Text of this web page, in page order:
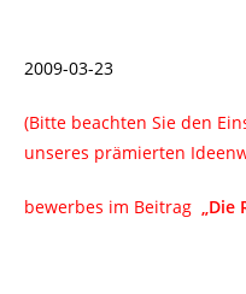
2009-03-23
(Bitte beachten Sie den
unseres prämierten
bewerbes im Beitrag „Die